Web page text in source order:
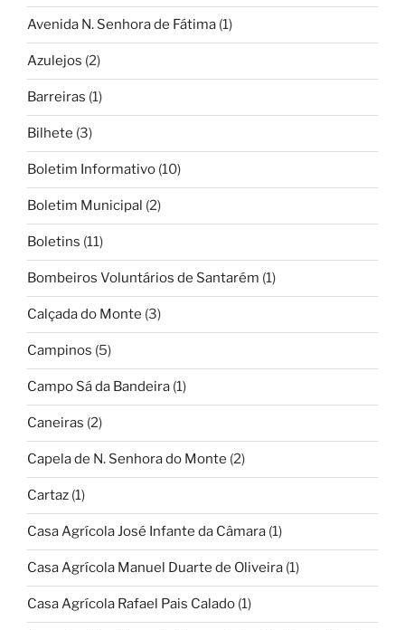
Avenida N. Senhora de Fátima (1)
Azulejos (2)
Barreiras (1)
Bilhete (3)
Boletim Informativo (10)
Boletim Municipal (2)
Boletins (11)
Bombeiros Voluntários de Santarém (1)
Calçada do Monte (3)
Campinos (5)
Campo Sá da Bandeira (1)
Caneiras (2)
Capela de N. Senhora do Monte (2)
Cartaz (1)
Casa Agrícola José Infante da Câmara (1)
Casa Agrícola Manuel Duarte de Oliveira (1)
Casa Agrícola Rafael Pais Calado (1)